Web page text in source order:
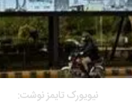
نیویورک تایمز نوشت: